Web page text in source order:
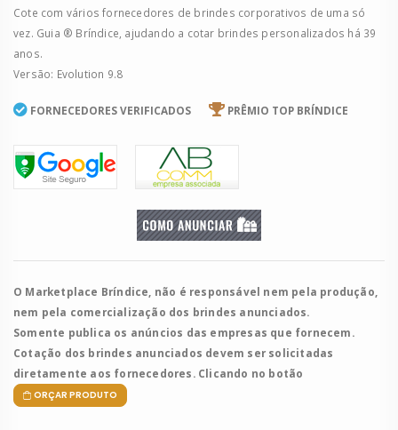
Cote com vários fornecedores de brindes corporativos de uma só
vez. Guia ® Bríndice, ajudando a cotar brindes personalizados há 39
anos.
Versão: Evolution 9.8
FORNECEDORES VERIFICADOS PRÊMIO TOP BRÍNDICE
O Marketplace Bríndice, não é responsável nem pela produção,
nem pela comercialização dos brindes anunciados.
Somente publica os anúncios das empresas que fornecem.
Cotação dos brindes anunciados devem ser solicitadas
diretamente aos fornecedores. Clicando no botão
ORÇAR PRODUTO